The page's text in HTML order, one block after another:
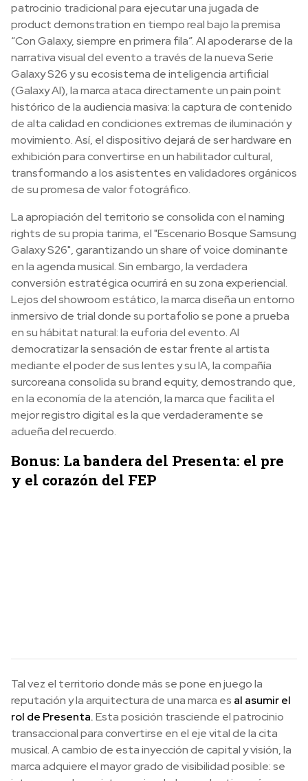
patrocinio tradicional para ejecutar una jugada de
product demonstration en tiempo real bajo la premisa
“Con Galaxy, siempre en primera fila”. Al apoderarse de la
narrativa visual del evento a través de la nueva Serie
Galaxy S26 y su ecosistema de inteligencia artificial
(Galaxy AI), la marca ataca directamente un pain point
histórico de la audiencia masiva: la captura de contenido
de alta calidad en condiciones extremas de iluminación y
movimiento. Así, el dispositivo dejará de ser hardware en
exhibición para convertirse en un habilitador cultural,
transformando a los asistentes en validadores orgánicos
de su promesa de valor fotográfico.
La apropiación del territorio se consolida con el naming
rights de su propia tarima, el "Escenario Bosque Samsung
Galaxy S26", garantizando un share of voice dominante
en la agenda musical. Sin embargo, la verdadera
conversión estratégica ocurrirá en su zona experiencial.
Lejos del showroom estático, la marca diseña un entorno
inmersivo de trial donde su portafolio se pone a prueba
en su hábitat natural: la euforia del evento. Al
democratizar la sensación de estar frente al artista
mediante el poder de sus lentes y su IA, la compañía
surcoreana consolida su brand equity, demostrando que,
en la economía de la atención, la marca que facilita el
mejor registro digital es la que verdaderamente se
adueña del recuerdo.
Bonus: La bandera del Presenta: el pre
y el corazón del FEP
Tal vez el territorio donde más se pone en juego la
reputación y la arquitectura de una marca es al asumir el
rol de Presenta.Esta posición trasciende el patrocinio
transaccional para convertirse en el eje vital de la cita
musical. A cambio de esta inyección de capital y visión, la
marca adquiere el mayor grado de visibilidad posible: se